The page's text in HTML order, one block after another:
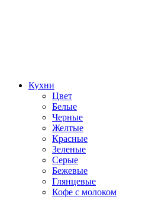
Кухни
Цвет
Белые
Черные
Желтые
Красные
Зеленые
Серые
Бежевые
Глянцевые
Кофе с молоком